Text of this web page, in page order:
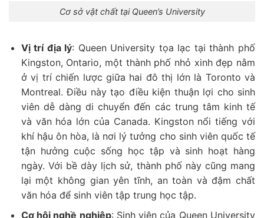
Cơ sở vật chất tại Queen’s University
Vị trí địa lý: Queen University tọa lạc tại thành phố
Kingston, Ontario, một thành phố nhỏ xinh đẹp nằm
ở vị trí chiến lược giữa hai đô thị lớn là Toronto và
Montreal. Điều này tạo điều kiện thuận lợi cho sinh
viên dễ dàng di chuyển đến các trung tâm kinh tế
và văn hóa lớn của Canada. Kingston nổi tiếng với
khí hậu ôn hòa, là nơi lý tưởng cho sinh viên quốc tế
tận hưởng cuộc sống học tập và sinh hoạt hàng
ngày. Với bề dày lịch sử, thành phố này cũng mang
lại một không gian yên tĩnh, an toàn và đậm chất
văn hóa để sinh viên tập trung học tập.
Cơ hội nghề nghiệp: Sinh viên của Queen University